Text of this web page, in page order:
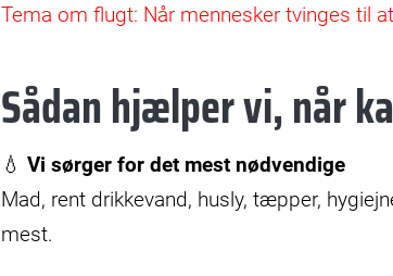
Tema om flugt: Når mennesker tvinges til
Sådan hjælper vi, når
💧 Vi sørger for det mest nødvendige
Mad, rent drikkevand, husly, tæpper,
mest.